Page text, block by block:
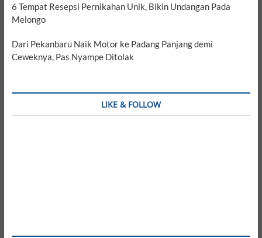
6 Tempat Resepsi Pernikahan Unik, Bikin Undangan Pada
Melongo
Dari Pekanbaru Naik Motor ke Padang Panjang demi
Ceweknya, Pas Nyampe Ditolak
LIKE & FOLLOW